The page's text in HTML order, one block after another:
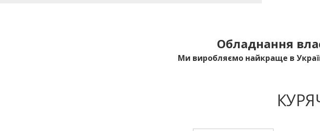
Обладнання
Ми виробляємо найкраще в